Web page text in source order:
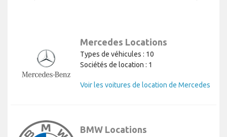
Mercedes Locations
Types de véhicules : 10
Sociétés de location : 1
Voir les voitures de location de Mercedes
BMW Locations